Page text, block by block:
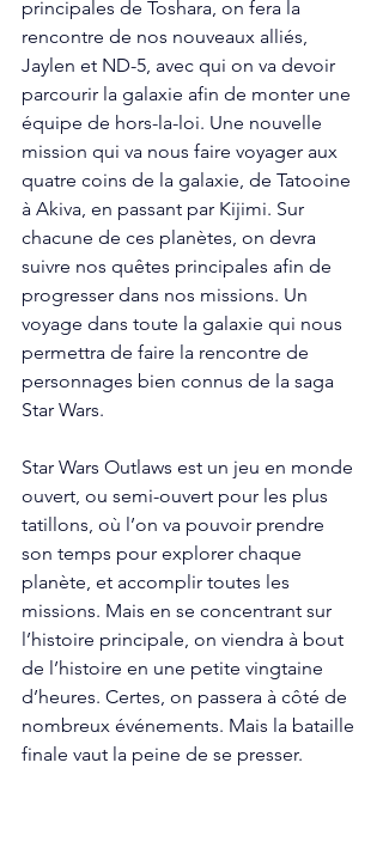
principales de Toshara, on fera la
rencontre de nos nouveaux alliés,
Jaylen et ND-5, avec qui on va devoir
parcourir la galaxie afin de monter une
équipe de hors-la-loi. Une nouvelle
mission qui va nous faire voyager aux
quatre coins de la galaxie, de Tatooine
à Akiva, en passant par Kijimi. Sur
chacune de ces planètes, on devra
suivre nos quêtes principales afin de
progresser dans nos missions. Un
voyage dans toute la galaxie qui nous
permettra de faire la rencontre de
personnages bien connus de la saga
Star Wars.
Star Wars Outlaws est un jeu en monde
ouvert, ou semi-ouvert pour les plus
tatillons, où l’on va pouvoir prendre
son temps pour explorer chaque
planète, et accomplir toutes les
missions. Mais en se concentrant sur
l’histoire principale, on viendra à bout
de l’histoire en une petite vingtaine
d’heures. Certes, on passera à côté de
nombreux événements. Mais la bataille
finale vaut la peine de se presser.